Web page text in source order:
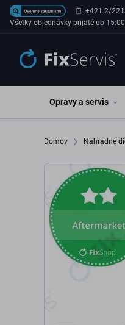
Preskočiť na hlavný obsah
+421 2/
Všetky objednávky prijaté do
Opravy a servis
Domov Náhradné